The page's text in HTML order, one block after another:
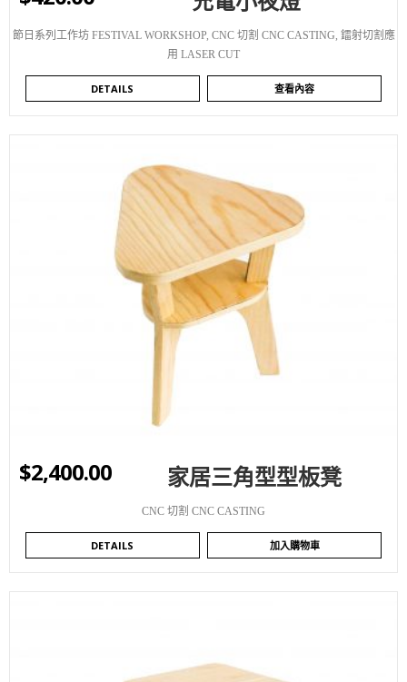
節日系列工作坊 FESTIVAL WORKSHOP, CNC 切割 CNC CASTING 鐳射切割應
用 LASER CUT
DETAILS 查看內容
WISHLIST
$2,400.00 家居三角型型板凳
CNC 切割 CNC CASTING
DETAILS 加入購物車